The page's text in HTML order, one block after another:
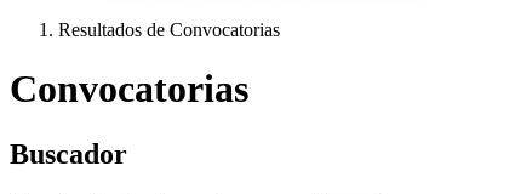
Resultados de Convocatorias
Convocatorias
Buscador